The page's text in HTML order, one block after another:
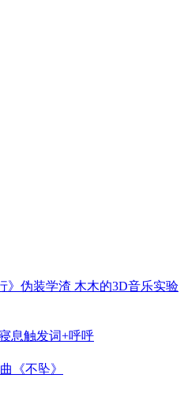
》伪装学渣 木木的3D音乐实验
息触发词+呼呼
《不坠》